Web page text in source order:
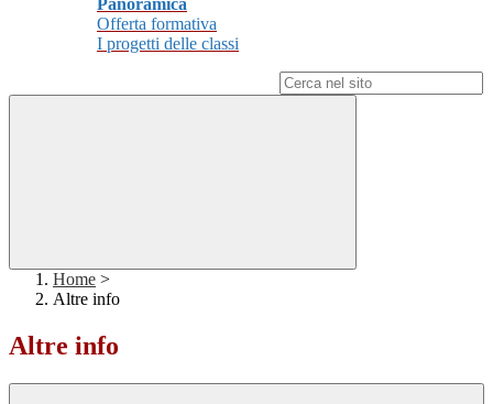
Panoramica
Offerta formativa
I progetti delle classi
Home >
Altre info
Altre info